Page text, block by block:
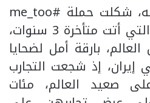
وسط هذا السواد كله، شكلت حملة #me_too
بالفارسية: #من_هم، التي أتت متأخرة 3 سنوات،
بارقة أمل لضحايا
إيران، إذ شجعت التجارب
صعيد العالم، مئات